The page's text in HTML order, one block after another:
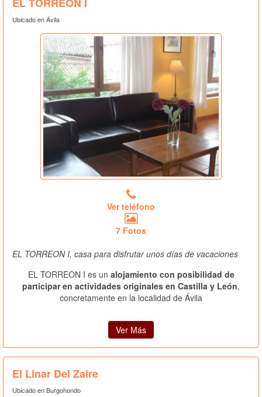
Ubicado en Ávila
Ver teléfono
7 Fotos
EL TORREON I, casa para disfrutar unos días de vacaciones
EL TORREON I es un alojamiento con posibilidad de
participar en actividades originales en Castilla y León,
concretamente en la localidad de Ávila
Ver Más
El Linar Del Zaire
Ubicado en Burgohondo